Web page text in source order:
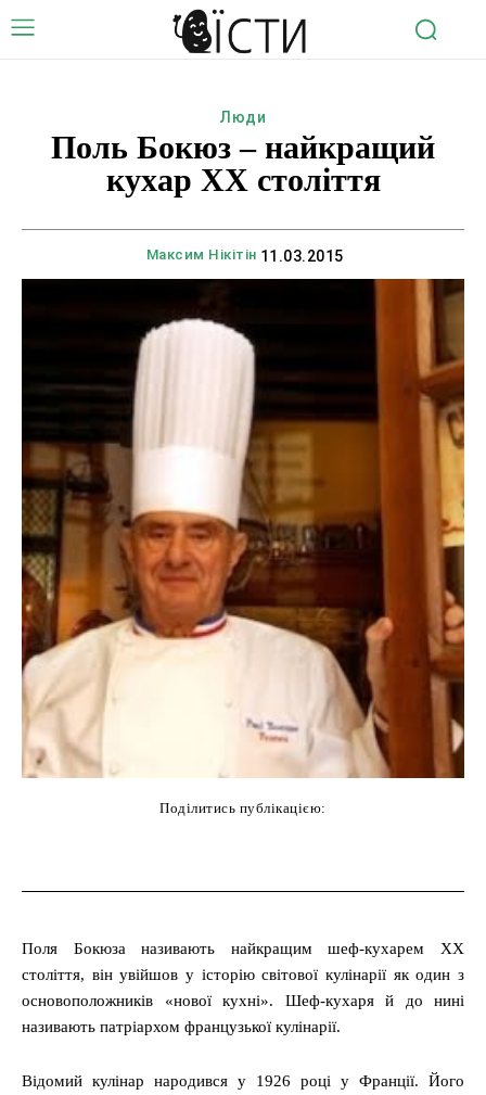
Люди
Поль Бокюз – найкращий
кухар ХХ століття
Максим Нікітін 11.03.2015
Поділитись публікацією:
Поля Бокюза називають найкращим шеф-кухарем ХХ
століття, він увійшов у історію світової кулінарії як один з
основоположників «нової кухні». Шеф-кухаря й до нині
називають патріархом французької кулінарії.
Відомий кулінар народився у 1926 році у Франції. Його